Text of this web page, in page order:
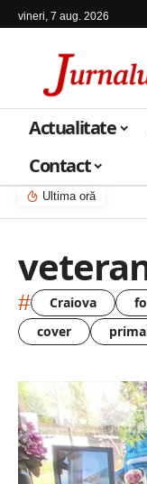
vineri, 7 aug. 2026
Actualitate
Contact
Ultima oră
# Craiova
cover